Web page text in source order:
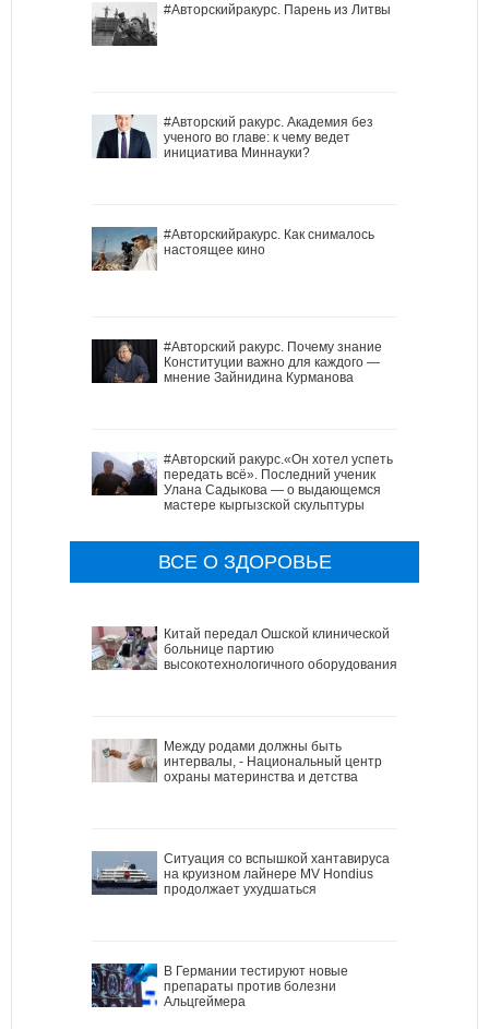
#Авторскийракурс. Парень из Литвы
#Авторский ракурс. Академия без
ученого во главе: к чему ведет
инициатива Миннауки?
#Авторскийракурс. Как снималось
настоящее кино
#Авторский ракурс. Почему знание
Конституции важно для каждого —
мнение Зайнидина Курманова
#Авторский ракурс.«Он хотел успеть
передать всё». Последний ученик
Улана Садыкова — о выдающемся
мастере кыргызской скульптуры
ВСЕ О ЗДОРОВЬЕ
Китай передал Ошской клинической
больнице партию
высокотехнологичного оборудования
Между родами должны быть
интервалы, - Национальный центр
охраны материнства и детства
Ситуация со вспышкой хантавируса
на круизном лайнере MV Hondius
продолжает ухудшаться
В Германии тестируют новые
препараты против болезни
Альцгеймера